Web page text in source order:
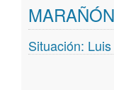
Líneas de trabajo
MARAÑÓN
Situación: